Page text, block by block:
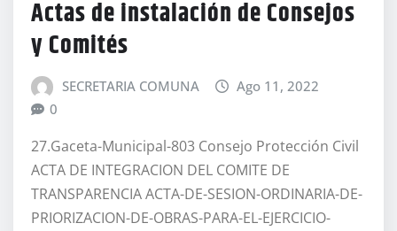
Actas de instalación de Consejos
y Comités
SECRETARIA COMUNA
Ago 11, 2022
0
27.Gaceta-Municipal-803 Consejo Protección Civil
ACTA DE INTEGRACION DEL COMITE DE
TRANSPARENCIA ACTA-DE-SESION-ORDINARIA-DE-
PRIORIZACION-DE-OBRAS-PARA-EL-EJERCICIO-